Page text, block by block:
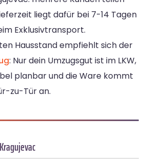
liegt dafür bei 7-14 Tagen
Exklusivtransport.
Hausstand empfiehlt sich der
: Nur dein Umzugsgut ist im LKW,
planbar und die Ware kommt
zu-Tür an.